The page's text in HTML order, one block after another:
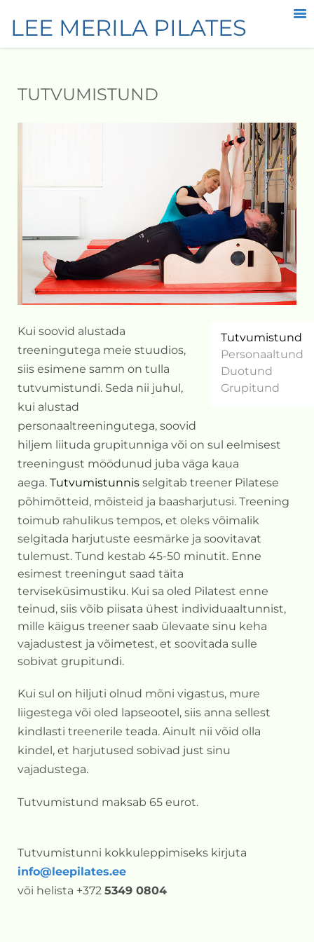
LEE MERILA PILATES
TUTVUMISTUND
Tutvumistund
Personaaltund
Duotund
Grupitund
Kui soovid alustada
treeningutega meie stuudios,
siis esimene samm on tulla
tutvumistundi. Seda nii juhul,
kui alustad
personaaltreeningutega, soovid
hiljem liituda grupitunniga või on sul eelmisest
treeningust möödunud juba väga kaua
aega. Tutvumistunnis selgitab treener Pilatese
põhimõtteid, mõisteid ja baasharjutusi. Treening
toimub rahulikus tempos, et oleks võimalik
selgitada harjutuste eesmärke ja soovitavat
tulemust. Tund kestab 45-50 minutit. Enne
esimest treeningut saad täita
terviseküsimustiku. Kui sa oled Pilatest enne
teinud, siis võib piisata ühest individuaaltunnist,
mille käigus treener saab ülevaate sinu keha
vajadustest ja võimetest, et soovitada sulle
sobivat grupitundi.
Kui sul on hiljuti olnud mõni vigastus, mure
liigestega või oled lapseootel, siis anna sellest
kindlasti treenerile teada. Ainult nii võid olla
kindel, et harjutused sobivad just sinu
vajadustega.
Tutvumistund maksab 65 eurot.
Tutvumistunni kokkuleppimiseks kirjuta
info@leepilates.ee
või helista +372 5349 0804